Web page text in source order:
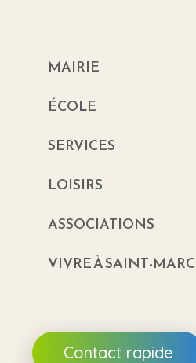
MAIRIE
ÉCOLE
SERVICES
LOISIRS
ASSOCIATIONS
VIVRE À SAINT-MARC
Contact rapide